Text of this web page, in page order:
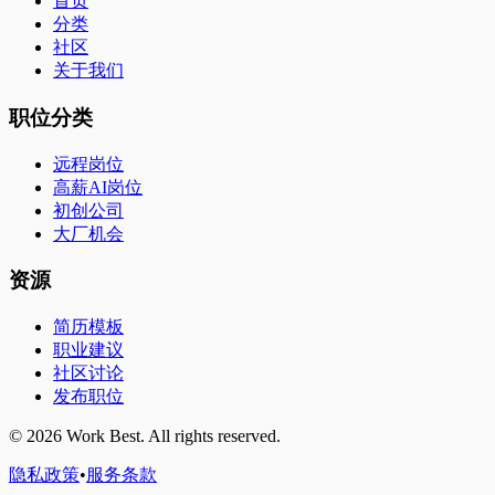
分类
社区
关于我们
职位分类
远程岗位
高薪AI岗位
初创公司
大厂机会
资源
简历模板
职业建议
社区讨论
发布职位
© 2026 Work Best. All rights reserved.
隐私政策•服务条款